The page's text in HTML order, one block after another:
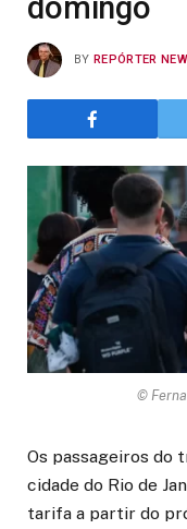
domingo
BY REPÓRTER
©
Os passageiros do
cidade do Rio de
tarifa a partir do